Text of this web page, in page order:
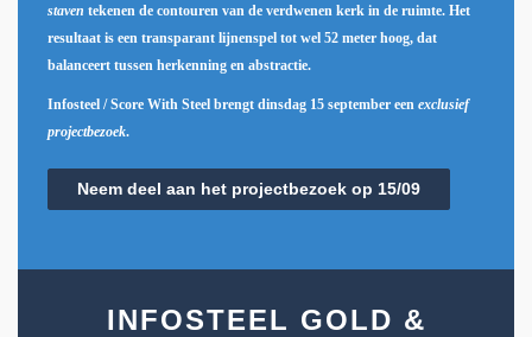
staven tekenen de contouren van de verdwenen kerk in de ruimte. Het
resultaat is een transparant lijnenspel tot wel 52 meter hoog, dat
balanceert tussen herkenning en abstractie.
Infosteel / Score With Steel brengt dinsdag 15 september een exclusief
projectbezoek.
Neem deel aan het projectbezoek op 15/09
INFOSTEEL GOLD &